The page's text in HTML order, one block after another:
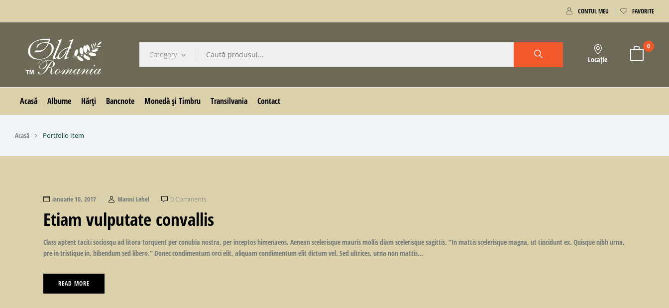
CONTUL MEU FAVORITE
Category
Locație
0
Acasă Albume Hărți Bancnote Monedă și Timbru Transilvania Contact
Acasă Portfolio Item
ianuarie 10, 2017 Marosi Lehel 0 Comments
Etiam vulputate convallis
Class aptent taciti sociosqu ad litora torquent per conubia nostra, per inceptos himenaeos. Aenean scelerisque mauris mollis diam scelerisque sagittis. “In mattis scelerisque magna, ut tincidunt ex. Quisque nibh urna,
pre in tristique in, bibendum sed libero.” Donec condimentum orci elit, aliquam condimentum elit dictum vel. Sed ultrices, urna non mattis...
READ MORE